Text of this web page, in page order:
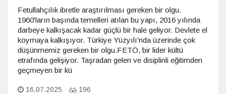
Fetullahçılık ibretle araştırılması gereken bir olgu.
1960'ların başında temelleri atılan bu yapı, 2016 yılında
darbeye kalkışacak kadar güçlü bir hale geliyor. Devlete el
koymaya kalkışıyor. Türkiye Yüzyılı'nda üzerinde çok
düşünmemiz gereken bir olgu.FETÖ, bir lider kültü
etrafında gelişiyor. Taşradan gelen ve disiplinli eğitimden
geçmeyen bir kü
16.07.2025 196